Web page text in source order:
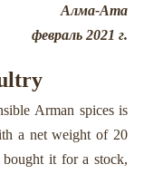
Алма-Ата
февраль 2021 г.
Arman spices is
a net weight of 20
bought it for a stock,